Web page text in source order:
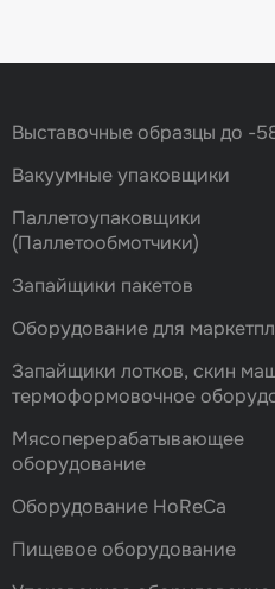
Выставочные образцы до -
Вакуумные упаковщики
Паллетоупаковщики
(Паллетообмотчики)
Запайщики пакетов
Оборудование для
Запайщики лотков, скин
термоформовочное
Мясоперерабатывающее
оборудование
Оборудование HoReCa
Пищевое оборудование